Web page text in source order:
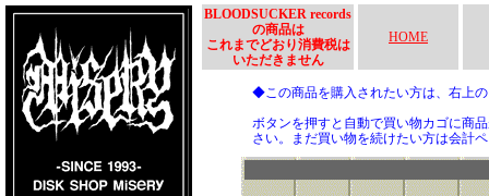
BLOODSUCKER records
の商品は
これまでどおり消費税は
いただきません
HOME
◆この商品を購入されたい方は、右上
ボタンを押すと自動で買い物カゴに商
さい。まだ買い物を続けたい方は会計